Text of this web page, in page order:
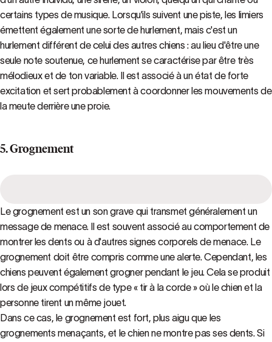
certains types de musique. Lorsqu'ils suivent une piste, les limiers
émettent également une sorte de hurlement, mais c'est un
hurlement différent de celui des autres chiens : au lieu d'être une
seule note soutenue, ce hurlement se caractérise par être très
mélodieux et de ton variable. Il est associé à un état de forte
excitation et sert probablement à coordonner les mouvements de
la meute derrière une proie.
5. Grognement
Le grognement est un son grave qui transmet généralement un
message de menace. Il est souvent associé au comportement de
montrer les dents ou à d'autres signes corporels de menace. Le
grognement doit être compris comme une alerte. Cependant, les
chiens peuvent également grogner pendant le jeu. Cela se produit
lors de jeux compétitifs de type « tir à la corde » où le chien et la
personne tirent un même jouet.
Dans ce cas, le grognement est fort, plus aigu que les
grognements menaçants, et le chien ne montre pas ses dents. Si